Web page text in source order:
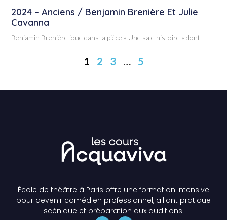
2024 – Anciens / Benjamin Brenière Et Julie
Cavanna
Benjamin Brenière joue dans la pièce « Une sale histoire » dont
1 2 3 … 5
École de théâtre à Paris offre une formation intensive
pour devenir comédien professionnel, alliant pratique
scénique et préparation aux auditions.